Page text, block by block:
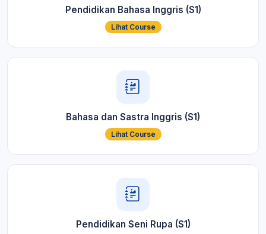
Pendidikan Bahasa Inggris (S1)
Lihat Course
Bahasa dan Sastra Inggris (S1)
Lihat Course
Pendidikan Seni Rupa (S1)